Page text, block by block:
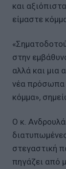
και
είμαστε
στην
αλλά και μια
νέα πρόσωπα
κόμμα»,
Ο κ.
στεγαστική
πηγάζει από